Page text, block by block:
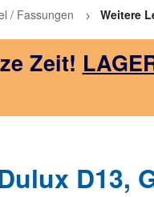
/ Fassungen Weitere
Zeit!
D13,